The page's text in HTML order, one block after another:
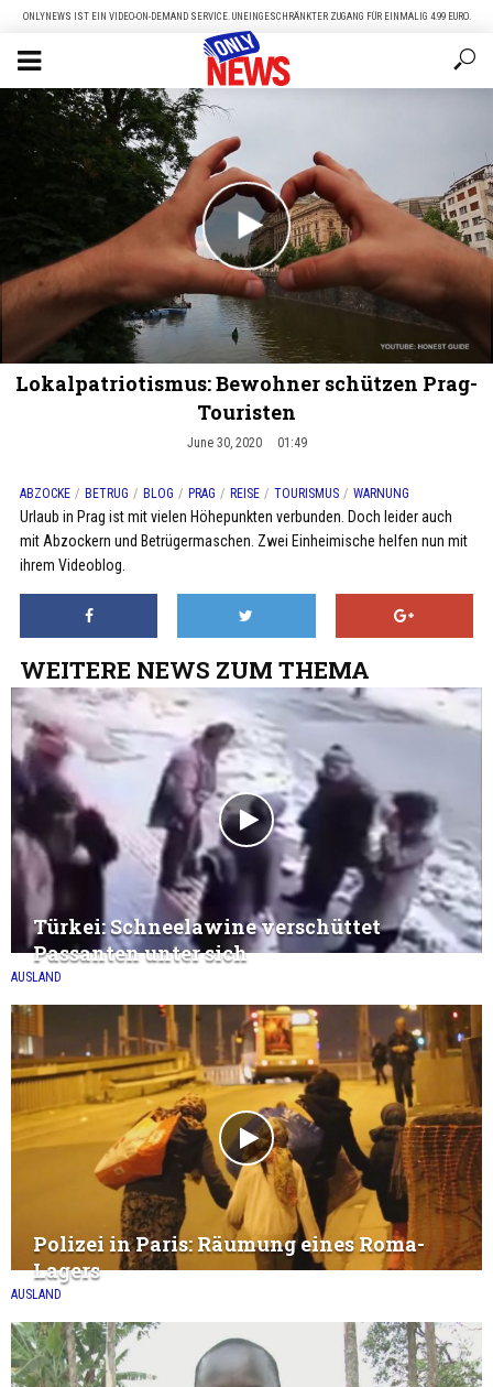
ONLYNEWS IST EIN VIDEO-ON-DEMAND SERVICE. UNEINGESCHRÄNKTER ZUGANG FÜR EINMALIG 4.99 EURO.
Lokalpatriotismus: Bewohner schützen Prag-
Touristen
June 30, 2020 01:49
ABZOCKE BETRUG BLOG PRAG REISE TOURISMUS WARNUNG
Urlaub in Prag ist mit vielen Höhepunkten verbunden. Doch leider auch
mit Abzockern und Betrügermaschen. Zwei Einheimische helfen nun mit
ihrem Videoblog.
WEITERE NEWS ZUM THEMA
AUSLAND
Türkei: Schneelawine verschüttet
Passanten unter sich
AUSLAND
Polizei in Paris: Räumung eines Roma-
Lagers